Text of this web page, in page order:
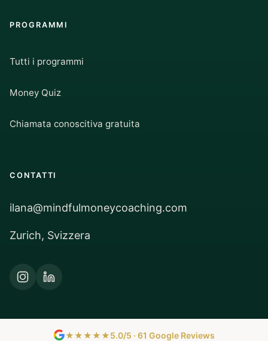
PROGRAMMI
Tutti i programmi
Money Quiz
Chiamata conoscitiva gratuita
CONTATTI
ilana@mindfulmoneycoaching.com
Zurich, Svizzera
★★★★★5.0/5 · 61 Google Reviews